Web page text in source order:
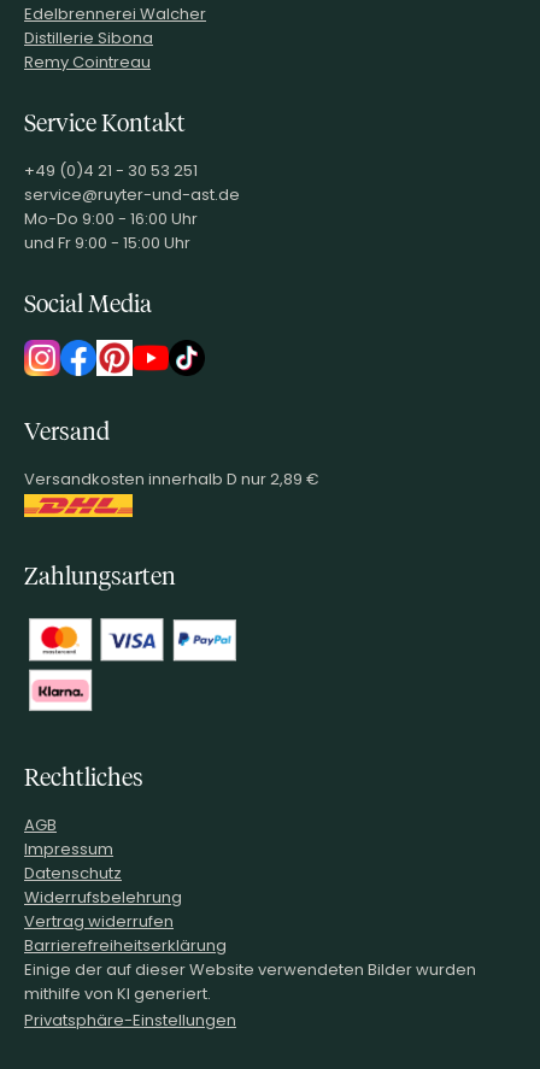
Edelbrennerei Walcher
Distillerie Sibona
Remy Cointreau
Service Kontakt
+49 (0)4 21 - 30 53 251
service@ruyter-und-ast.de
Mo-Do 9:00 - 16:00 Uhr
und Fr 9:00 - 15:00 Uhr
Social Media
Versand
Versandkosten innerhalb D nur 2,89 €
Zahlungsarten
Rechtliches
AGB
Impressum
Datenschutz
Widerrufsbelehrung
Vertrag widerrufen
Barrierefreiheitserklärung
Einige der auf dieser Website verwendeten Bilder wurden
mithilfe von KI generiert.
Privatsphäre-Einstellungen